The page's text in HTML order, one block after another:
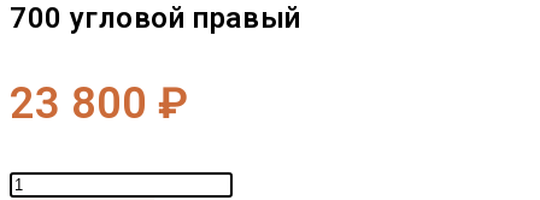
700 угловой правый
23 800 ₽
Количество